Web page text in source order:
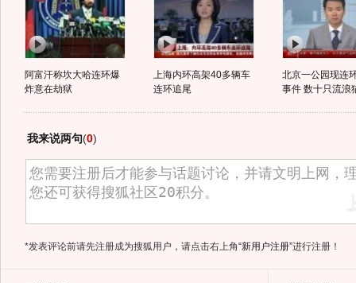
阿富汗称坎大哈连环爆
炸意在劫狱
上海内环高架40多辆车
连环追尾
北京一公园现连
事件 数十只流浪
我来说两句(0)
*发表评论前请先注册成为搜狐用户，请点击右上角“新用户注册”进行注册！